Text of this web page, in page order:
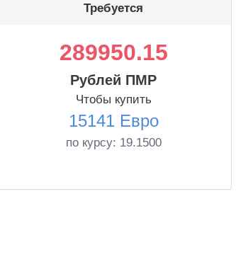
Требуется
289950.15
Рублей ПМР
Чтобы купить
15141 Евро
по курсу: 19.1500